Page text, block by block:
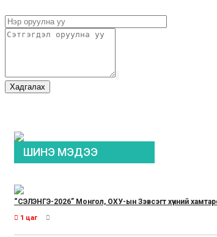
Хадгалах
ШИНЭ МЭДЭЭ
“СЭЛЭНГЭ-2026” Монгол, ОХУ-ын Зэвсэгт хүчний
1 цаг